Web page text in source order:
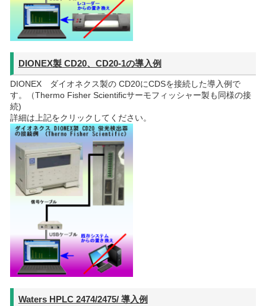
DIONEX製 CD20、CD20-1の導入例
DIONEX ダイオネクス製の CD20にCDSを接続した導入例で
す。（Thermo Fisher Scientificサーモフィッシャー製も同様の接
続)
詳細は上記をクリックしてください。
Waters HPLC 2474/2475/ 導入例